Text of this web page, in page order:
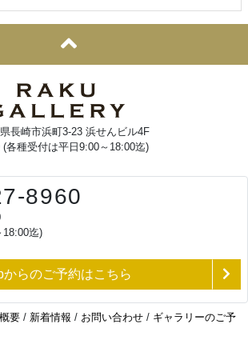
長崎市浜町3-23 浜せんビル4F
各種受付は平日9:00～18:00迄)
8960
18:00迄)
からのご予約はこちら
要 / 新着情報 / お問い合わせ / ギャラリーのご予